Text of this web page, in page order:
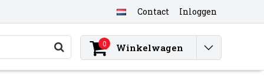
Contact Inloggen
0 Winkelwagen